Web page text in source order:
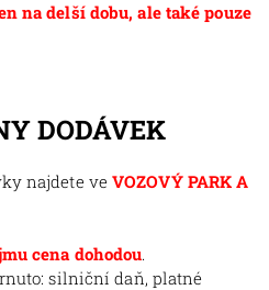
na delší dobu, ale také pouze
DODÁVEK
najdete veVOZOVÝ PARK A
cena dohodou.
silniční daň, platné